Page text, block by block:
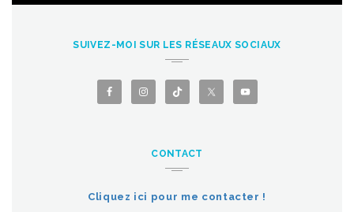
SUIVEZ-MOI SUR LES RÉSEAUX SOCIAUX
CONTACT
Cliquez ici pour me contacter !